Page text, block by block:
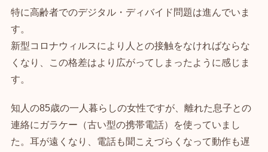
特に高齢者でのデジタル・ディバイド問題は進んでいま
す。
新型コロナウィルスにより人との接触をなければならな
くなり、この格差はより広がってしまったように感じま
す。
知人の85歳の一人暮らしの女性ですが、離れた息子との
連絡にガラケー（古い型の携帯電話）を使っていまし
た。耳が遠くなり、電話も聞こえづらくなって動作も遅